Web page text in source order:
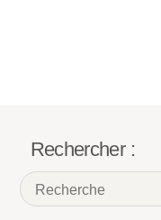
Rechercher :